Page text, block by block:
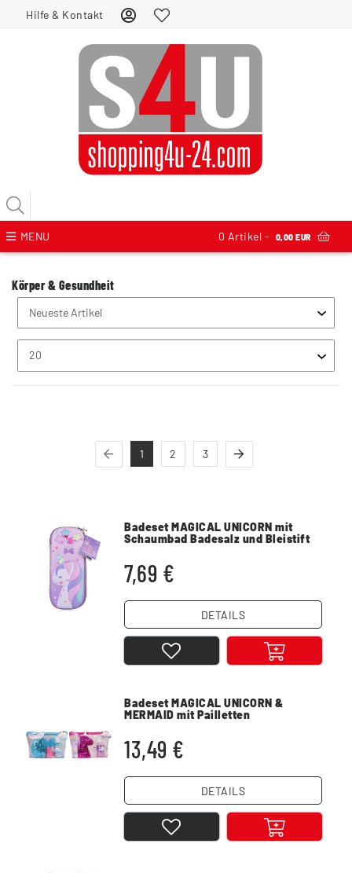
Hilfe & Kontakt
MENU 0 Artikel - 0,00 EUR
Körper & Gesundheit
1 2 3
Badeset MAGICAL UNICORN mit
Schaumbad Badesalz und Bleistift
7,69 €
DETAILS
Badeset MAGICAL UNICORN &
MERMAID mit Pailletten
13,49 €
DETAILS